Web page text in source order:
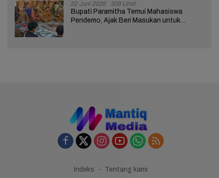
22 Juni 2026 309 Lihat
Bupati Paramitha Temui Mahasiswa
Pendemo, Ajak Beri Masukan untuk
Indeks
Tentang kami